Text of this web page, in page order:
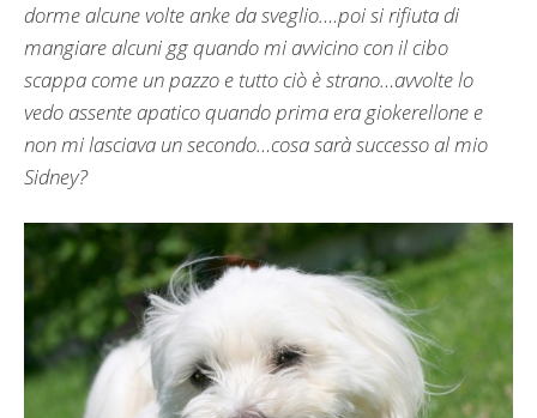
dorme alcune volte anke da sveglio….poi si rifiuta di
mangiare alcuni gg quando mi avvicino con il cibo
scappa come un pazzo e tutto ciò è strano…avvolte lo
vedo assente apatico quando prima era giokerellone e
non mi lasciava un secondo…cosa sarà successo al mio
Sidney?